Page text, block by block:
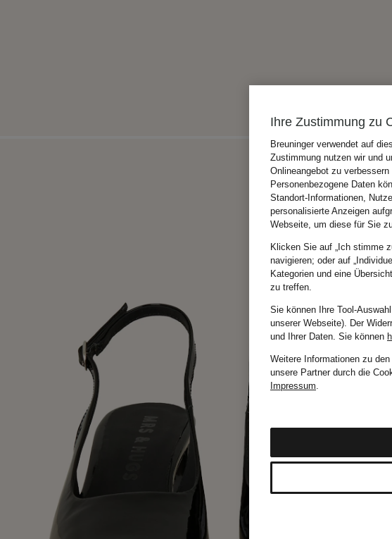
Ihre Zustimmung zu
Breuninger verwendet auf
Zustimmung nutzen wir und
Onlineangebot zu
Personenbezogene Daten
Standort-Informationen,
personalisierte Anzeigen
Webseite, um diese für Sie
Klicken Sie auf „Ich stimme
navigieren; oder auf
Kategorien und eine
zu treffen.
Sie können Ihre Tool-
unserer Webseite). Der
und Ihrer Daten. Sie können
Weitere Informationen zu
unsere Partner durch die
Impressum.